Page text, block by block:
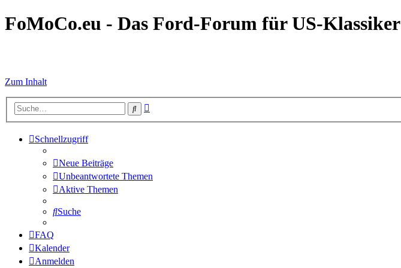
FoMoCo.eu - Das Ford-Forum für US-Klassiker
Zum Inhalt
Suche
Schnellzugriff
Neue Beiträge
Unbeantwortete Themen
Aktive Themen
Suche
FAQ
Kalender
Anmelden